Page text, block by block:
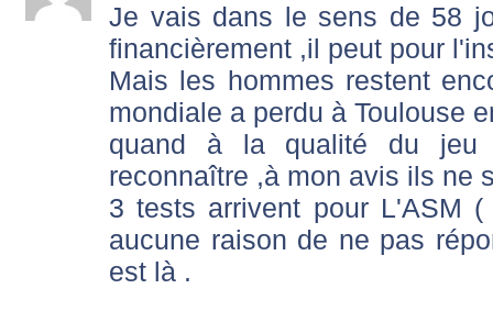
Je vais dans le sens de 58
financièrement ,il peut pour
Mais les hommes restent
mondiale a perdu à Toulouse
quand à la qualité du jeu
reconnaître ,à mon avis ils ne
3 tests arrivent pour L'ASM
aucune raison de ne pas
est là .